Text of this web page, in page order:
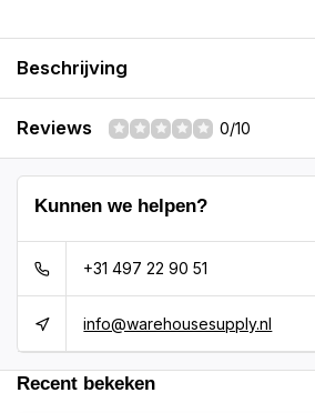
Beschrijving
Reviews 0/10
Kunnen we helpen?
+31 497 22 90 51
info@warehousesupply.nl
Recent bekeken